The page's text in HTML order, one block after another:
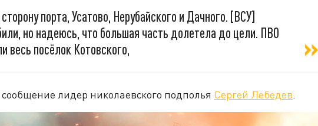
порта, Усатово, Нерубайского и Дачного. [ВСУ]
но надеюсь, что большая часть долетела до цели. ПВО
весь посёлок Котовского,
лидер николаевского подполья Сергей Лебедев.